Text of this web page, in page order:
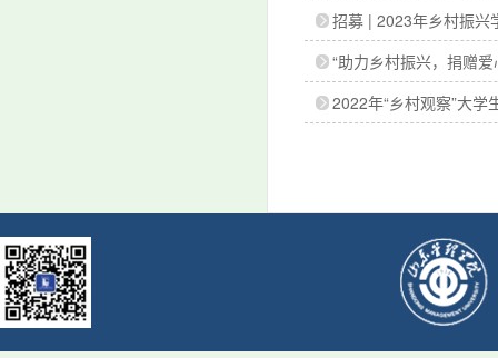
招募 | 2023年乡村振兴
“助力乡村振兴，捐赠
2022年“乡村观察”大